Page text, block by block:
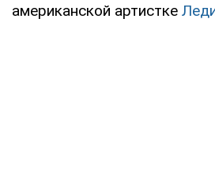
американской артистке